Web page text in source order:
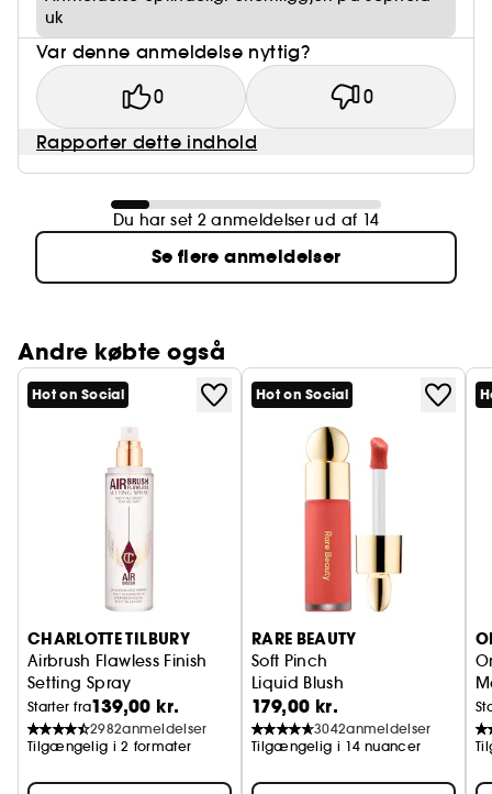
uk
Var denne anmeldelse nyttig?
0 0
Rapporter dette indhold
Du har set 2 anmeldelser ud af 14
Se flere anmeldelser
Andre købte også
Hot on Social
CHARLOTTE TILBURY
Airbrush Flawless Finish
Setting Spray
Fikseringsspray til makeup
Starter fra139,00 kr.
2982anmeldelser
Tilgængelig i 2 formater
Hot on Social
RARE BEAUTY
Soft Pinch
Liquid Blush
179,00 kr.
3042anmeldelser
Tilgængelig i 14 nuancer